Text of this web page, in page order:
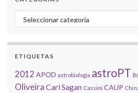
Categorias
ETIQUETAS
2012 APOD astrobiologia astroPT
Oliveira Carl Sagan Cassini CAUP